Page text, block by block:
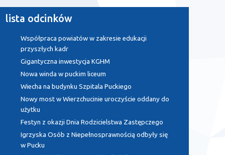
lista odcinków
Współpraca powiatów w zakresie edukacji
przyszłych kadr
Gigantyczna inwestycja KGHM
Nowa winda w puckim liceum
Wiecha na budynku Szpitala Puckiego
Nowy most w Wierzchucinie uroczyście oddany do
użytku
Festyn z okazji Dnia Rodzicielstwa Zastępczego
Igrzyska Osób z Niepełnosprawnością odbyły się
w Pucku